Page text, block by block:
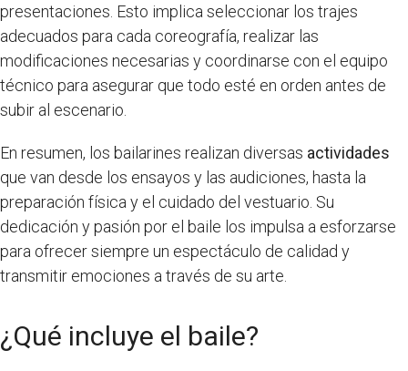
presentaciones. Esto implica seleccionar los trajes
adecuados para cada coreografía, realizar las
modificaciones necesarias y coordinarse con el equipo
técnico para asegurar que todo esté en orden antes de
subir al escenario.
En resumen, los bailarines realizan diversas actividades
que van desde los ensayos y las audiciones, hasta la
preparación física y el cuidado del vestuario. Su
dedicación y pasión por el baile los impulsa a esforzarse
para ofrecer siempre un espectáculo de calidad y
transmitir emociones a través de su arte.
¿Qué incluye el baile?